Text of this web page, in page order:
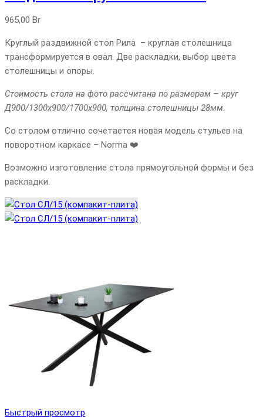
965,00 Br
Круглый раздвижной стол Рила – круглая столешница
трансформируется в овал. Две раскладки, выбор цвета
столешницы и опоры.
Стоимость стола на фото рассчитана по размерам – круг
Д900/1300х900/1700х900, толщина столешницы 28мм.
Со столом отлично сочетается новая модель стульев на
поворотном каркасе – Norma ❤️
Возможно изготовление стола прямоугольной формы и без
раскладки.
Быстрый просмотр